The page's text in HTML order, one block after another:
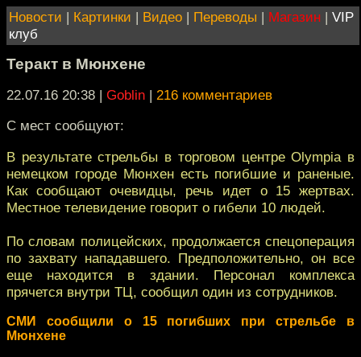
Новости | Картинки | Видео | Переводы | Магазин | VIP
клуб
Теракт в Мюнхене
22.07.16 20:38 | Goblin | 216 комментариев
С мест сообщуют:
В результате стрельбы в торговом центре Olympia в
немецком городе Мюнхен есть погибшие и раненые.
Как сообщают очевидцы, речь идет о 15 жертвах.
Местное телевидение говорит о гибели 10 людей.
По словам полицейских, продолжается спецоперация
по захвату нападавшего. Предположительно, он все
еще находится в здании. Персонал комплекса
прячется внутри ТЦ, сообщил один из сотрудников.
СМИ сообщили о 15 погибших при стрельбе в
Мюнхене